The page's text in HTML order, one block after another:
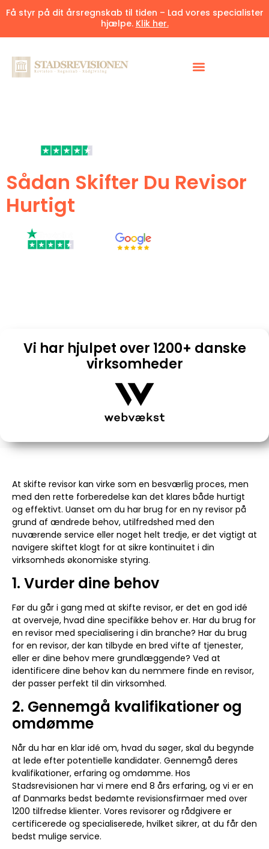
Få styr på dit årsregnskab til tiden – Lad vores specialister
hjælpe. Klik her.
Sådan Skifter Du Revisor
Hurtigt
Vi har hjulpet over 1200+ danske
virksomheder
At skifte revisor kan virke som en besværlig proces, men
med den rette forberedelse kan det klares både hurtigt
og effektivt. Uanset om du har brug for en ny revisor på
grund af ændrede behov, utilfredshed med den
nuværende service eller noget helt tredje, er det vigtigt at
navigere skiftet klogt for at sikre kontinuitet i din
virksomheds økonomiske styring.
1. Vurder dine behov
Før du går i gang med at skifte revisor, er det en god idé
at overveje, hvad dine specifikke behov er. Har du brug for
en revisor med specialisering i din branche? Har du brug
for en revisor, der kan tilbyde en bred vifte af tjenester,
eller er dine behov mere grundlæggende? Ved at
identificere dine behov kan du nemmere finde en revisor,
der passer perfekt til din virksomhed.
2. Gennemgå kvalifikationer og
omdømme
Når du har en klar idé om, hvad du søger, skal du begynde
at lede efter potentielle kandidater. Gennemgå deres
kvalifikationer, erfaring og omdømme. Hos
Stadsrevisionen har vi mere end 8 års erfaring, og vi er en
af Danmarks bedst bedømte revisionsfirmaer med over
1200 tilfredse klienter. Vores revisorer og rådgivere er
certificerede og specialiserede, hvilket sikrer, at du får den
bedst mulige service.